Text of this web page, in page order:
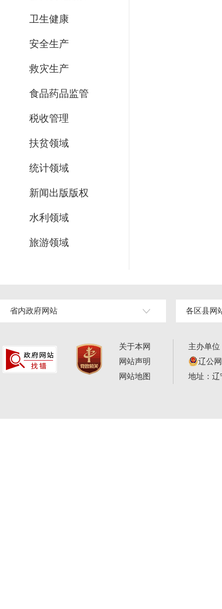
卫生健康
安全生产
救灾生产
食品药品监管
税收管理
扶贫领域
统计领域
新闻出版版权
水利领域
旅游领域
省内政府网站 各区县网
关于本网
网站声明
网站地图
主办单
辽公
地址：辽